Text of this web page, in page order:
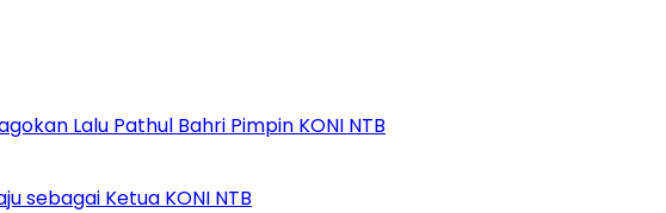
Lalu Pathul Bahri Pimpin KONI NTB
sebagai Ketua KONI NTB